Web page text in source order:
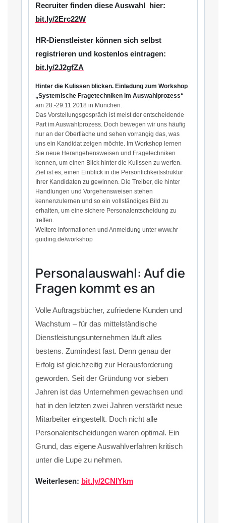
Recruiter finden diese Auswahl hier:
bit.ly/2Erc22W
HR-Dienstleister können sich selbst
registrieren und kostenlos eintragen:
bit.ly/2J2gfZA
Hinter die Kulissen blicken. Einladung zum Workshop
„Systemische Fragetechniken im Auswahlprozess“
am 28.-29.11.2018 in München.
Das Vorstellungsgespräch ist meist der entscheidende
Part im Auswahlprozess. Doch bewegen wir uns häufig
nur an der Oberfläche und sehen vorrangig das, was
uns ein Kandidat zeigen möchte. Im Workshop lernen
Sie neue Herangehensweisen und Fragetechniken
kennen, um einen Blick hinter die Kulissen zu werfen.
Ziel ist es, einen Einblick in die Persönlichkeitsstruktur
Ihrer Kandidaten zu gewinnen. Die Treiber, die hinter
Handlungen und Vorgehensweisen stehen
kennenzulernen und so ein vollständiges Bild zu
erhalten, um eine sichere Personalentscheidung zu
treffen.
Weitere Informationen und Anmeldung unter www.hr-
guiding.de/workshop
Personalauswahl: Auf die
Fragen kommt es an
Volle Auftragsbücher, zufriedene Kunden und
Wachstum – für das mittelständische
Dienstleistungsunternehmen läuft alles
bestens. Zumindest fast. Denn genau der
Erfolg ist gleichzeitig zur Herausforderung
geworden. Seit der Gründung vor sieben
Jahren ist das Unternehmen gewachsen und
hat in den letzten zwei Jahren verstärkt neue
Mitarbeiter eingestellt. Doch nicht alle
Personalentscheidungen waren optimal. Ein
Grund, das eigene Auswahlverfahren kritisch
unter die Lupe zu nehmen.
Weiterlesen: bit.ly/2CNIYkm